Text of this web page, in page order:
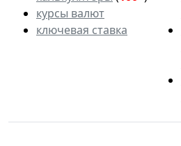
курсы валют
ключевая ставка